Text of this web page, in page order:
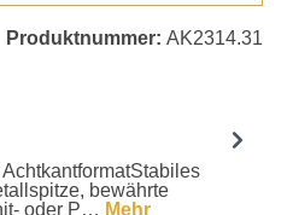
Produktnummer: AK2314.31
bewährte
oder P… Mehr